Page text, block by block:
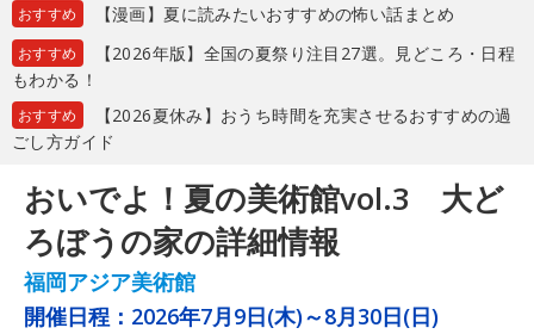
おすすめ 【漫画】夏に読みたいおすすめの怖い話まとめ
おすすめ
【2026年版】全国の夏祭り注目27選。見どころ・日程
もわかる！
おすすめ
【2026夏休み】おうち時間を充実させるおすすめの過
ごし方ガイド
おいでよ！夏の美術館vol.3 大ど
ろぼうの家の詳細情報
福岡アジア美術館
開催日程： 2026年7月9日(木)～8月30日(日)